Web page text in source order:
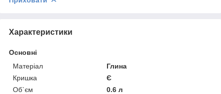
Характеристики
Основні
Матеріал
Глина
Кришка
Є
Об`єм
0.6 л